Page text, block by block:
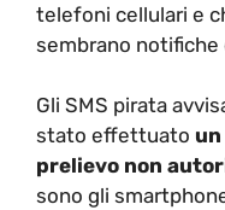
telefoni cellulari e
sembrano notifiche
Gli SMS pirata
stato effettuato
prelievo non
sono gli